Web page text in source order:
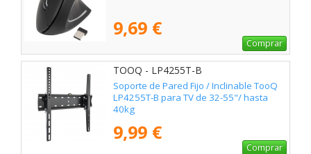
9,69 €
Comprar
TOOQ - LP4255T-B
Soporte de Pared Fijo / Inclinable TooQ
LP4255T-B para TV de 32-55"/ hasta
40kg
9,99 €
Comprar